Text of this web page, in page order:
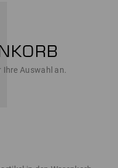
Ihre Auswahl an.